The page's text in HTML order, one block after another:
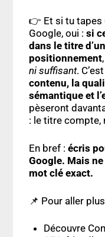
👉 Et si tu tapes
Google, oui : si
dans le titre
positionnement,
ni suffisant. C’est
contenu, la
sémantique et
pèseront
: le titre compte,
En bref : écris
Google. Mais
mot clé exact.
📌 Pour aller
Découvre